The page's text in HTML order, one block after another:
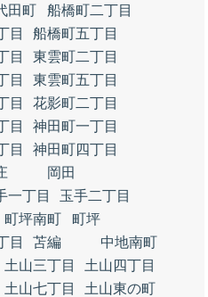
田町
船橋町二丁目
目
船橋町五丁目
目
東雲町二丁目
目
東雲町五丁目
目
花影町二丁目
目
神田町一丁目
目
神田町四丁目
岡田
一丁目
玉手二丁目
町坪南町
町坪
目 苫編
中地南町
土山三丁目
土山四丁目
土山七丁目
土山東の町